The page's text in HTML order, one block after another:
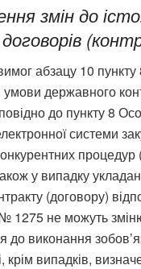
змін до
абзацу 10
умови державного
до пункту 8
системи
процедур
у випадку
(договору)
1275 не можуть
до виконання
крім випадків,